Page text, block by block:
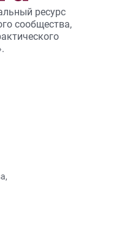
ресурс
сообщества,